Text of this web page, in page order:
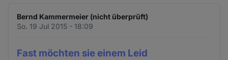
Bernd Kammermeier (nicht überprüft)
So. 19 Jul 2015 - 18:09
Fast möchten sie einem Leid